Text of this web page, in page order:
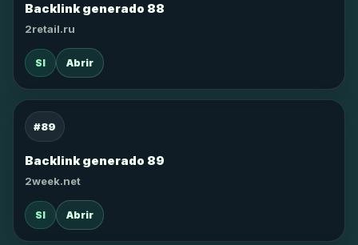
Backlink generado 88
2retail.ru
SI Abrir
#89
Backlink generado 89
2week.net
SI Abrir